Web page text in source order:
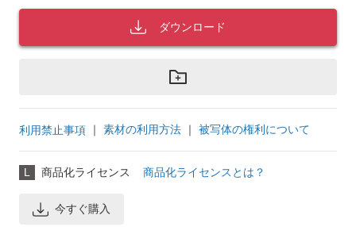
ダウンロード
利用禁止事項 ｜ 素材の利用方法 ｜ 被写体の権利について
L 商品化ライセンス 商品化ライセンスとは？
今すぐ購入